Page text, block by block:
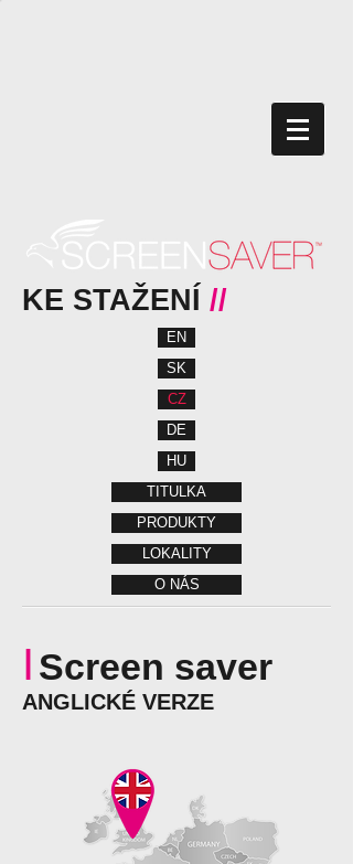
KE STAŽENÍ //
EN
SK
CZ
DE
HU
TITULKA
PRODUKTY
LOKALITY
O NÁS
I Screen saver
ANGLICKÉ VERZE